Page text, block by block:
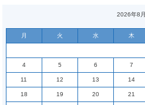
2026年8月
月 火 水 木
4 5 6 7
11 12 13 14
18 19 20 21